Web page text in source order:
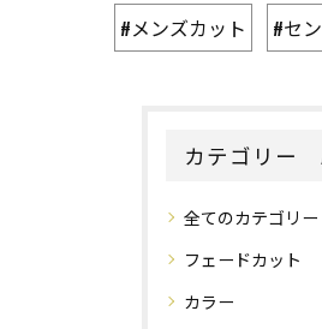
#メンズカット
#セ
カテゴリー
全てのカテゴリー
フェードカット
カラー